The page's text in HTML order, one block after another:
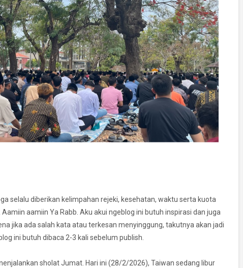
selalu diberikan kelimpahan rejeki, kesehatan, waktu serta kuota
aamiin Ya Rabb. Aku akui ngeblog ini butuh inspirasi dan juga
jika ada salah kata atau terkesan menyinggung, takutnya akan jadi
ini butuh dibaca 2-3 kali sebelum publish.
sholat Jumat. Hari ini (28/2/2026), Taiwan sedang libur